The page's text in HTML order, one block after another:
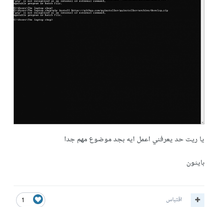
يا ريت حد يعرفني اعمل ايه بجد موضوع مهم جدا
بايثون
1 اقتباس